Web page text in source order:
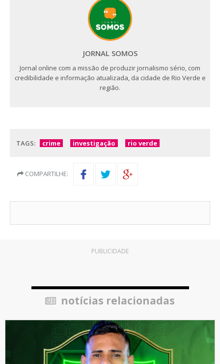
JORNAL SOMOS
Jornal online com a missão de produzir jornalismo sério, com
credibilidade e informação atualizada, da cidade de Rio Verde e
região.
TAGS: crime investigação rio verde
COMPARTILHE:
PUBLICIDADE
notícias relacionadas